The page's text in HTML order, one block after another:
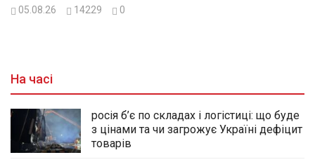
05.08.26 14229 0
На часі
росія б’є по складах і логістиці: що буде
з цінами та чи загрожує Україні дефіцит
товарів